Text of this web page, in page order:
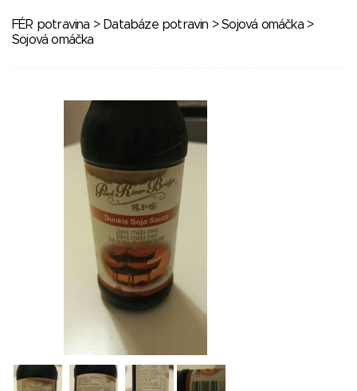
FÉR potravina > Databáze potravin >Sojová omáčka>
Sojová omáčka